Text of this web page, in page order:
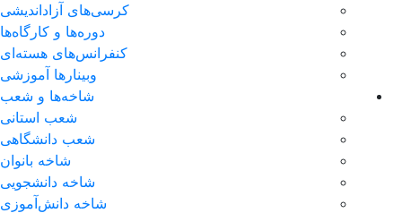
کرسی‌های آزاداندیشی
دوره‌ها و کارگاه‌ها
کنفرانس‌های هسته‌ای
وبینارها آموزشی
شاخه‌ها و شعب
شعب استانی
شعب دانشگاهی
شاخه بانوان
شاخه دانشجویی
شاخه دانش‌آموزی